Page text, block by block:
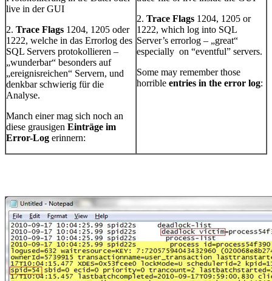
live in der GUI
2. Trace Flags 1204, 1205 oder
1222, welche in das Errorlog des
SQL Servers protokollieren –
„wunderbar“ besonders auf
„ereignisreichen“ Servern, und
denkbar schwierig für die
Analyse.
Manch einer mag sich noch an
diese grausigen Einträge im
Error-Log erinnern:
2. Trace Flags 1204, 1205 or
1222, which log into SQL
Server’s errorlog – „great“
especially on “eventful” servers.
Some may remember those
horrible entries in the error log: